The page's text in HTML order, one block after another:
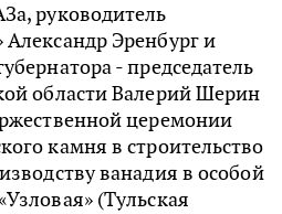
руководитель
Эренбург и
- председатель
области Валерий Шерин
церемонии
камня в строительство
ванадия в особой
(Тульская